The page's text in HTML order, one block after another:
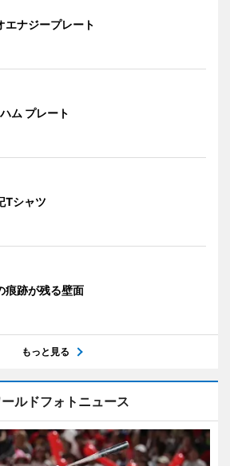
エナジープレート
ム プレート
Tシャツ
痕跡が残る壁面
もっと見る
ールドフォトニュース